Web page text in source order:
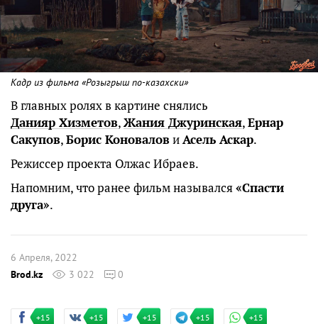
Кадр из фильма «Розыгрыш по-казахски»
В главных ролях в картине снялись
Данияр Хизметов,Жания Джуринская,Ернар
Сакупов,Борис КоноваловиАсель Аскар.
Режиссер проекта Олжас Ибраев.
Напомним, что ранее фильм назывался«Спасти
друга».
6 Апреля, 2022
Brod.kz
3 022 0
+15 +15 +15 +15 +15